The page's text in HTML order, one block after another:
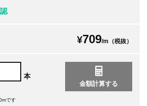
¥709/m（税抜）
本
です